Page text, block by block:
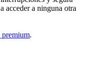
acceder a ninguna otra
premium.